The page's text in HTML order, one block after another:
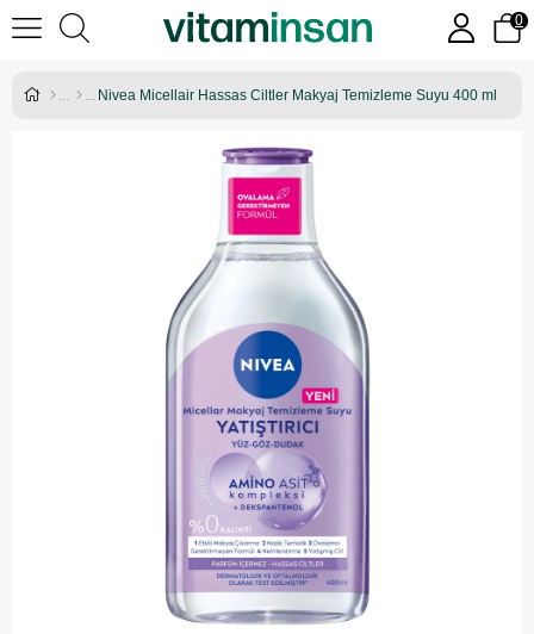
0
Nivea Micellair Hassas Ciltler Makyaj Temizleme Suyu 400 ml